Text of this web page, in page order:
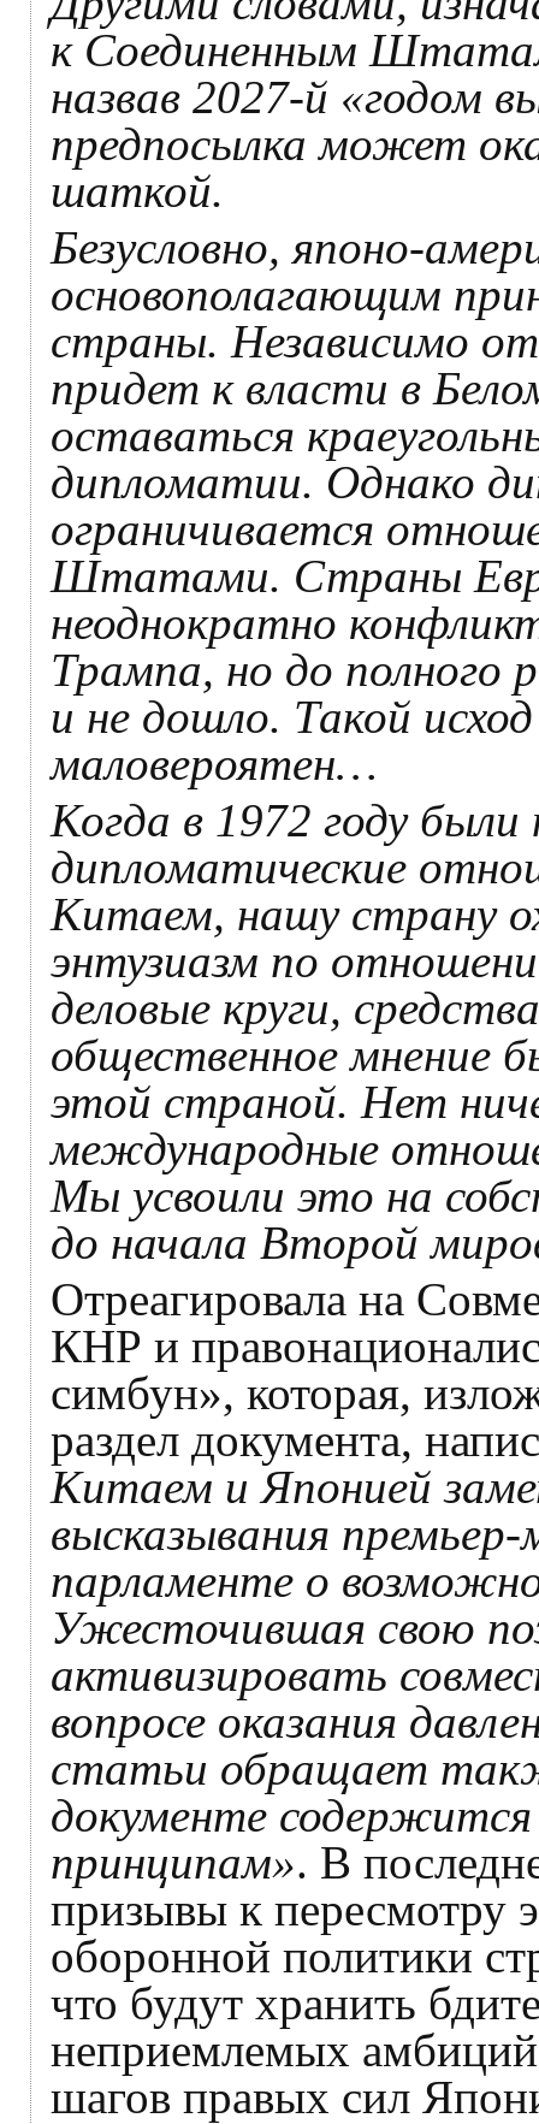
к Соединенным
назвав 2027-й «годом
предпосылка может
шаткой.
Безусловно, японо-
основополагающим
страны. Независимо
придет к власти в
оставаться
дипломатии. Однако
ограничивается
Штатами. Страны
неоднократно
Трампа, но до полного
и не дошло. Такой
маловероятен…
Когда в 1972 году были
дипломатические
Китаем, нашу страну
энтузиазм по
деловые круги,
общественное мнение
этой страной. Нет
международные
Мы усвоили это на
до начала Второй
Отреагировала на
КНР и
симбун», которая,
раздел документа,
Китаем и Японией
высказывания
парламенте о
Ужесточившая свою
активизировать
вопросе оказания
статьи обращает
документе
принципам». В
призывы к пересмотру
оборонной политики
что будут хранить
неприемлемых
шагов правых сил